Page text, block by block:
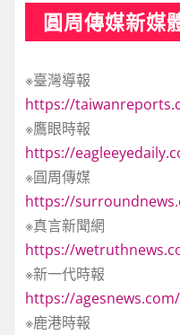
圓周傳媒新媒
※臺灣導報
https://
※鷹眼時報
https://
※圓周傳媒
https://
※真言新聞網
https://
※新一代時報
https://agesnews.com/
※鹿港時報